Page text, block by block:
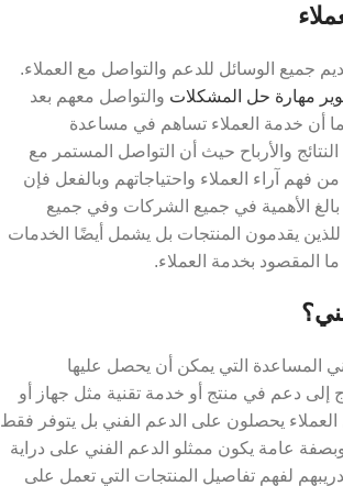
جميع الوسائل للدعم والتواصل مع العملاء.
مهارة حل المشكلات والتواصل معهم بعد
أن خدمة العملاء تساهم في مساعدة
والأرباح حيث أن التواصل المستمر مع
فهم آراء العملاء واحتياجاتهم وبالفعل فإن
بالغ الأهمية في جميع الشركات وفي جميع
يقدمون المنتجات بل يشمل أيضًا الخدمات
المقصود بخدمة العملاء.
المساعدة التي يمكن أن يحصل عليها
إلى دعم في منتج أو خدمة تقنية مثل جهاز أو
يحصلون على الدعم الفني بل يتوفر فقط
وبصفة عامة يكون ممثلو الدعم الفني على دراية
لفهم تفاصيل المنتجات التي تعمل على